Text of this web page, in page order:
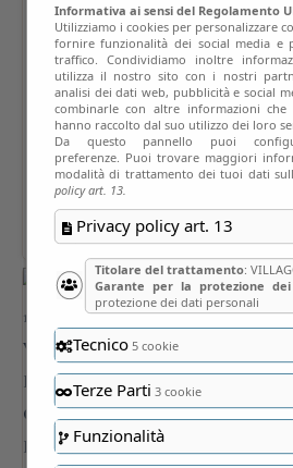
Informativa ai sensi del Regolamento
Utilizziamo i cookies per personalizzare
fornire funzionalità dei social media e
traffico. Condividiamo inoltre
utilizza il nostro sito con i nostri
analisi dei dati web, pubblicità e social
combinarle con altre informazioni
hanno raccolto dal suo utilizzo dei loro
Da questo pannello puoi
preferenze. Puoi trovare maggiori
modalità di trattamento dei tuoi dati
policy art. 13.
Privacy policy art. 13
Titolare del trattamento:
Garante per la protezione
protezione dei dati personali
Tecnico5 cookie
Terze Parti 3 cookie
Funzionalità